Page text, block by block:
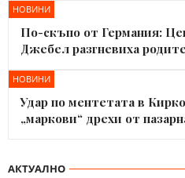
НОВИНИ
По-скъпо от Германия:
Джебел разгневиха
НОВИНИ
Удар по ментетата в
„маркови“ дрехи от
АКТУАЛНО